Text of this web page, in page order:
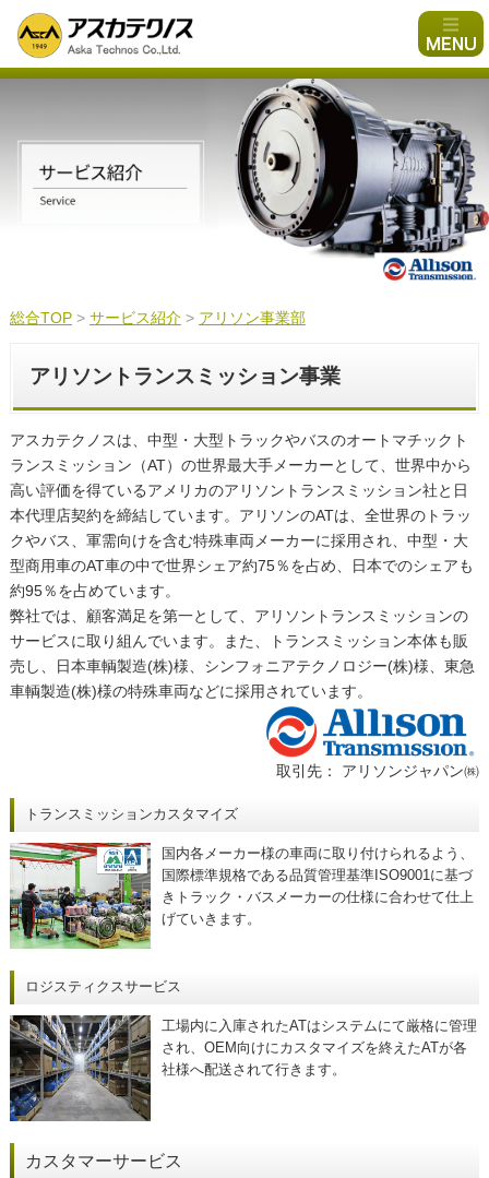
総合TOP > サービス紹介 > アリソン事業部
アリソントランスミッション事業
アスカテクノスは、中型・大型トラックやバスのオートマチックト
ランスミッション（AT）の世界最大手メーカーとして、世界中から
高い評価を得ているアメリカのアリソントランスミッション社と日
本代理店契約を締結しています。アリソンのATは、全世界のトラッ
クやバス、軍需向けを含む特殊車両メーカーに採用され、中型・大
型商用車のAT車の中で世界シェア約75％を占め、日本でのシェアも
約95％を占めています。
弊社では、顧客満足を第一として、アリソントランスミッションの
サービスに取り組んでいます。また、トランスミッション本体も販
売し、日本車輌製造(株)様、シンフォニアテクノロジー(株)様、東急
車輌製造(株)様の特殊車両などに採用されています。
取引先： アリソンジャパン㈱
トランスミッションカスタマイズ
国内各メーカー様の車両に取り付けられるよう、
国際標準規格である品質管理基準ISO9001に基づ
きトラック・バスメーカーの仕様に合わせて仕上
げていきます。
ロジスティクスサービス
工場内に入庫されたATはシステムにて厳格に管理
され、OEM向けにカスタマイズを終えたATが各
社様へ配送されて行きます。
カスタマーサービス